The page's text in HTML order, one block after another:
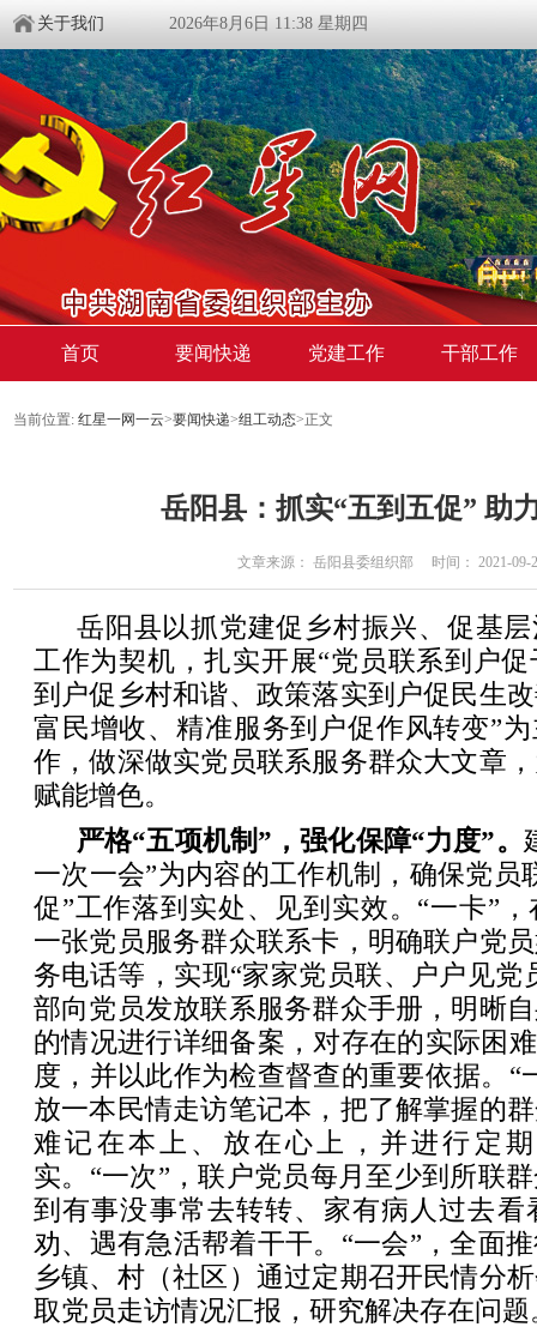
关于我们 2026年8月6日 11:38 星期四
首页 要闻快递 党建工作 干部工作
当前位置: 红星一网一云>要闻快递>组工动态>正文
岳阳县：抓实“五到五促” 助
文章来源： 岳阳县委组织部 时间： 2021-09-
岳阳县以抓党建促乡村振兴、促基
工作为契机，扎实开展“党员联系到户
到户促乡村和谐、政策落实到户促民生
富民增收、精准服务到户促作风转变”
作，做深做实党员联系服务群众大文章
赋能增色。
严格“五项机制”，强化保障“力度”。
一次一会”为内容的工作机制，确保党员
促”工作落到实处、见到实效。“一卡”
一张党员服务群众联系卡，明确联户党
务电话等，实现“家家党员联、户户见党
部向党员发放联系服务群众手册，明晰
的情况进行详细备案，对存在的实际困
度，并以此作为检查督查的重要依据。“
放一本民情走访笔记本，把了解掌握的
难记在本上、放在心上，并进行定
实。“一次”，联户党员每月至少到所联
到有事没事常去转转、家有病人过去看
劝、遇有急活帮着干干。“一会”，全面
乡镇、村（社区）通过定期召开民情分
取党员走访情况汇报，研究解决存在问题